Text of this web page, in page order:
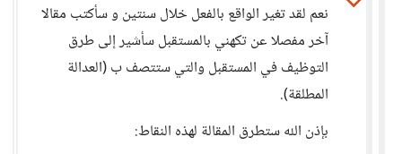
نعم لقد تغير الواقع بالفعل خلال سنتين و سأكتب مقالا
آخر مفصلا عن تكهني بالمستقبل سأشير إلى طرق
التوظيف في المستقبل والتي ستتصف ب (العدالة
المطلقة).
بإذن الله ستطرق المقالة لهذه النقاط: